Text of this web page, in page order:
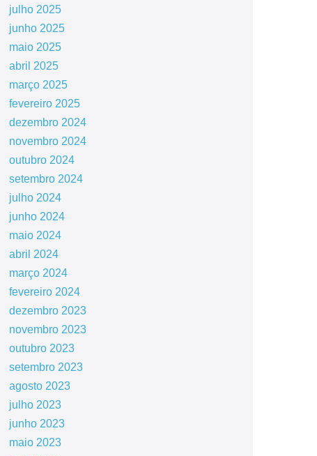
julho 2025
junho 2025
maio 2025
abril 2025
março 2025
fevereiro 2025
dezembro 2024
novembro 2024
outubro 2024
setembro 2024
julho 2024
junho 2024
maio 2024
abril 2024
março 2024
fevereiro 2024
dezembro 2023
novembro 2023
outubro 2023
setembro 2023
agosto 2023
julho 2023
junho 2023
maio 2023